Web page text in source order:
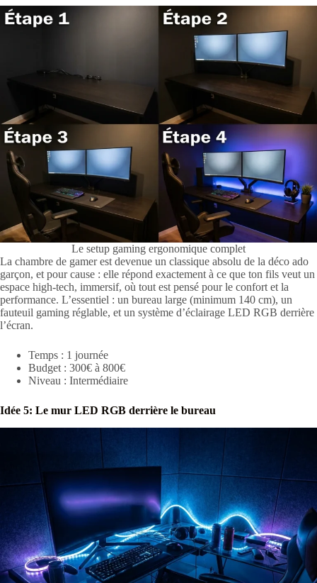
Le setup gaming ergonomique complet
La chambre de gamer est devenue un classique absolu de la déco ado
garçon, et pour cause : elle répond exactement à ce que ton fils veut un
espace high-tech, immersif, où tout est pensé pour le confort et la
performance. L’essentiel : un bureau large (minimum 140 cm), un
fauteuil gaming réglable, et un système d’éclairage LED RGB derrière
l’écran.
Temps : 1 journée
Budget : 300€ à 800€
Niveau : Intermédiaire
Idée 5: Le mur LED RGB derrière le bureau